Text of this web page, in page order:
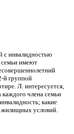
инвалидностью
семьи имеют
й группой
Л. интересуется,
члена семьи
какие
условий.